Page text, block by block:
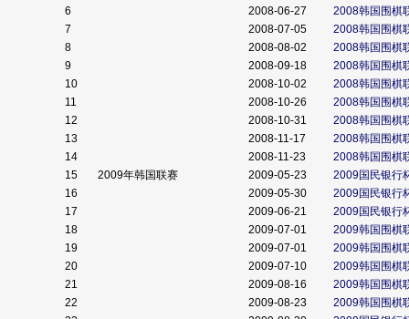
6
2008-06-27
2008韩国围棋
7
2008-07-05
2008韩国围棋
8
2008-08-02
2008韩国围棋
9
2008-09-18
2008韩国围棋
10
2008-10-02
2008韩国围棋
11
2008-10-26
2008韩国围棋
12
2008-10-31
2008韩国围棋
13
2008-11-17
2008韩国围棋
14
2008-11-23
2008韩国围棋
15
2009年韩国联赛 2009-05-23
2009国民银行
16
2009-05-30
2009国民银行
17
2009-06-21
2009国民银行
18
2009-07-01
2009韩国围棋
19
2009-07-01
2009韩国围棋
20
2009-07-10
2009韩国围棋
21
2009-08-16
2009韩国围棋
22
2009-08-23
2009韩国围棋